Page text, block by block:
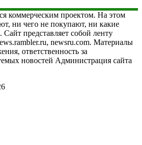
коммерческим проектом. На этом
ни чего не покупают, ни какие
представляет собой ленту
newsru.com. Материалы
ответственность за
новостей Администрация сайта